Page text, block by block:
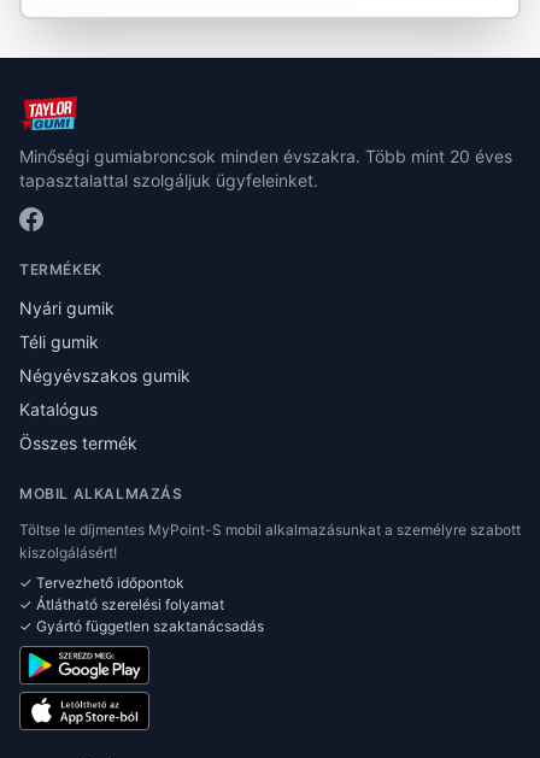
Minőségi gumiabroncsok minden évszakra. Több mint 20 éves
tapasztalattal szolgáljuk ügyfeleinket.
TERMÉKEK
Nyári gumik
Téli gumik
Négyévszakos gumik
Katalógus
Összes termék
MOBIL ALKALMAZÁS
Töltse le díjmentes MyPoint-S mobil alkalmazásunkat a személyre szabott
kiszolgálásért!
✓ Tervezhető időpontok
✓ Átlátható szerelési folyamat
✓ Gyártó független szaktanácsadás